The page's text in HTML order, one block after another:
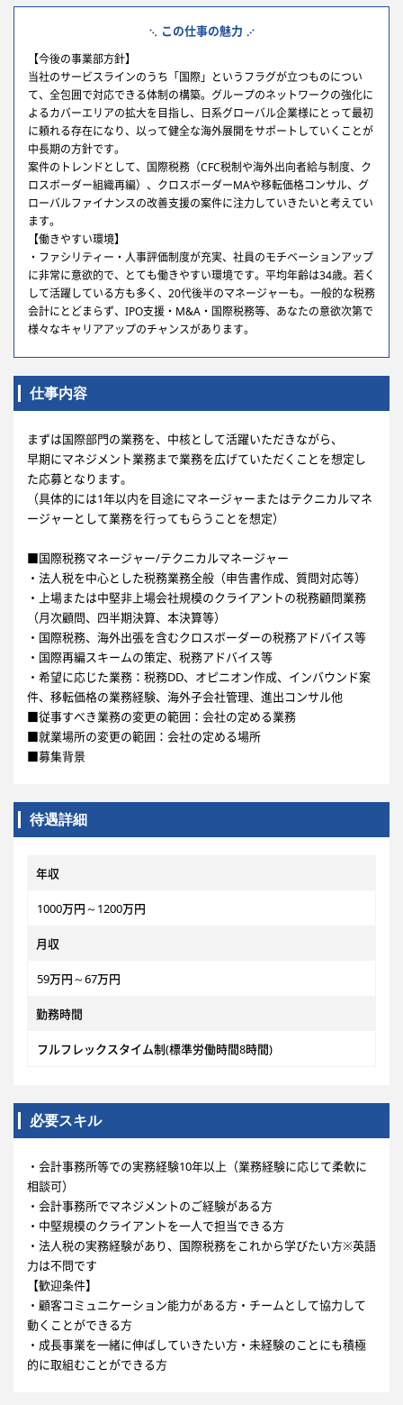
この仕事の魅力
【今後の事業部方針】
当社のサービスラインのうち「国際」というフラグが立つものについ
て、全包囲で対応できる体制の構築。グループのネットワークの強化に
よるカバーエリアの拡大を目指し、日系グローバル企業様にとって最初
に頼れる存在になり、以って健全な海外展開をサポートしていくことが
中長期の方針です。
案件のトレンドとして、国際税務（CFC税制や海外出向者給与制度、ク
ロスボーダー組織再編）、クロスボーダーMAや移転価格コンサル、グ
ローバルファイナンスの改善支援の案件に注力していきたいと考えてい
ます。
【働きやすい環境】
・ファシリティー・人事評価制度が充実、社員のモチベーションアップ
に非常に意欲的で、とても働きやすい環境です。平均年齢は34歳。若く
して活躍している方も多く、20代後半のマネージャーも。一般的な税務
会計にとどまらず、IPO支援・M&A・国際税務等、あなたの意欲次第で
様々なキャリアアップのチャンスがあります。
仕事内容
まずは国際部門の業務を、中核として活躍いただきながら、
早期にマネジメント業務まで業務を広げていただくことを想定し
た応募となります。
（具体的には1年以内を目途にマネージャーまたはテクニカルマネ
ージャーとして業務を行ってもらうことを想定）
■国際税務マネージャー/テクニカルマネージャー
・法人税を中心とした税務業務全般（申告書作成、質問対応等）
・上場または中堅非上場会社規模のクライアントの税務顧問業務
（月次顧問、四半期決算、本決算等）
・国際税務、海外出張を含むクロスボーダーの税務アドバイス等
・国際再編スキームの策定、税務アドバイス等
・希望に応じた業務：税務DD、オピニオン作成、インバウンド案
件、移転価格の業務経験、海外子会社管理、進出コンサル他
■従事すべき業務の変更の範囲：会社の定める業務
■就業場所の変更の範囲：会社の定める場所
■募集背景
待遇詳細
年収
1000万円～1200万円
月収
59万円～67万円
勤務時間
フルフレックスタイム制(標準労働時間8時間)
必要スキル
・会計事務所等での実務経験10年以上（業務経験に応じて柔軟に
相談可）
・会計事務所でマネジメントのご経験がある方
・中堅規模のクライアントを一人で担当できる方
・法人税の実務経験があり、国際税務をこれから学びたい方※英語
力は不問です
【歓迎条件】
・顧客コミュニケーション能力がある方・チームとして協力して
動くことができる方
・成長事業を一緒に伸ばしていきたい方・未経験のことにも積極
的に取組むことができる方